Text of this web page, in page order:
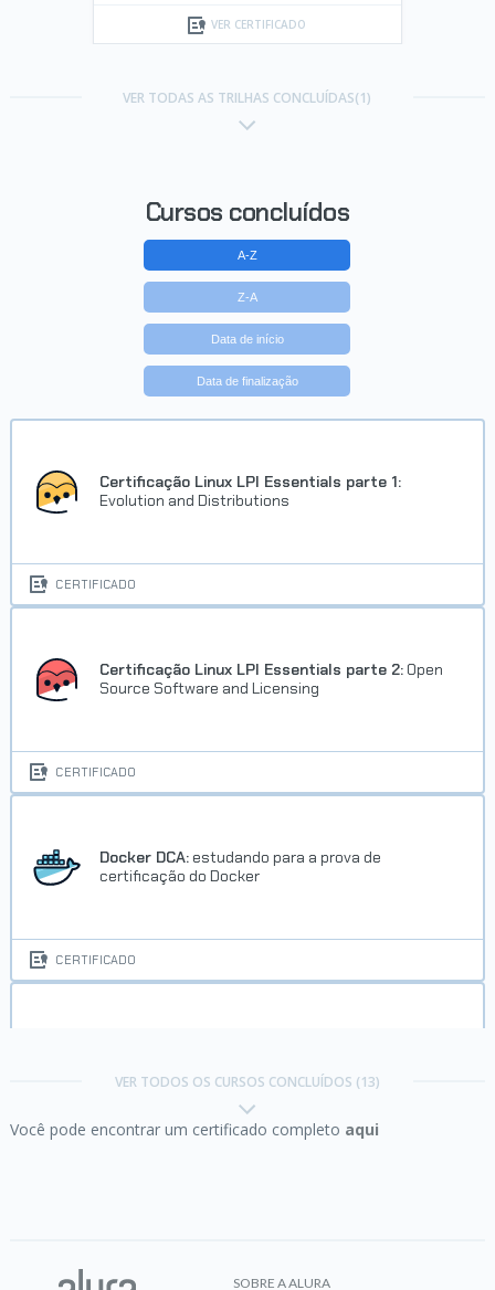
VER CERTIFICADO
VER TODAS AS TRILHAS CONCLUÍDAS(1)
Cursos concluídos
A-Z
Z-A
Data de início
Data de finalização
Certificação Linux LPI Essentials parte 1:
Evolution and Distributions
CERTIFICADO
Certificação Linux LPI Essentials parte 2: Open
Source Software and Licensing
CERTIFICADO
Docker DCA: estudando para a prova de
certificação do Docker
CERTIFICADO
VER TODOS OS CURSOS CONCLUÍDOS (13)
Você pode encontrar um certificado completo aqui
SOBRE A ALURA